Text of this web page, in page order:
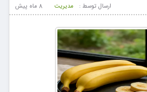
8 ماه پيش ارسال توسط : مدیریت